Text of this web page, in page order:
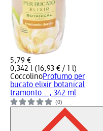
5,79 €
0,342 l (16,93 € / 1 l)
CoccolinoProfumo per
bucato elixir botanical
tramonto..., 342 ml
(0)